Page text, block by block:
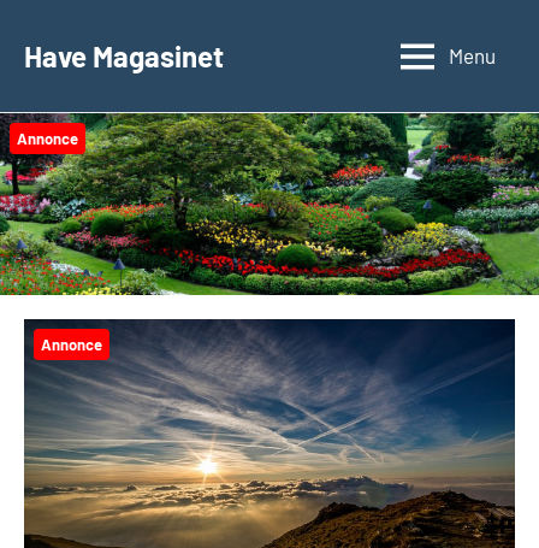
Have Magasinet Menu
Annonce
Annonce